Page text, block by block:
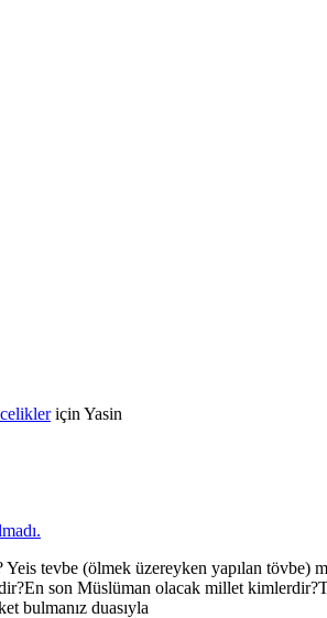
için Yasin
tevbe (ölmek üzereyken yapılan tövbe)
son Müslüman olacak millet
bulmanız duasıyla